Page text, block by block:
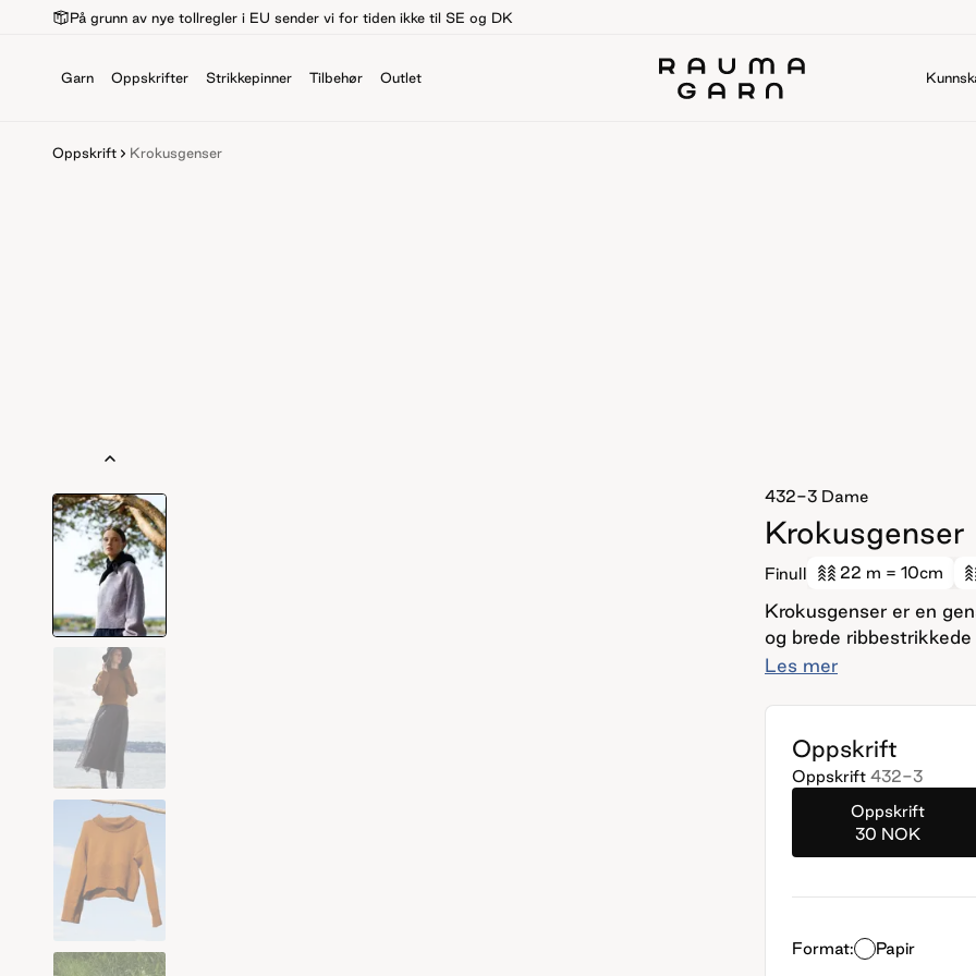
På grunn av nye tollregler i EU sender vi for tiden ikke til SE og DK
Garn Oppskrifter Strikkepinner Tilbehør Outlet
Oppskrift Krokusgenser
432-3 Dame
Krokusgenser
Finull 22 m = 10cm
Krokusgenser er en
og brede
strikkes bakstykket
med økinger til hals.
strikkes sammen.
bakstykket på samme
vrangbord. Det
rundt. Til slutt strikkes
med vrangbord. For å få en klassisk passform, velg en størrelse som har
Les mer
Oppskrift
Oppskrift 432-3
Oppskrift
30 NOK
Format: Papir